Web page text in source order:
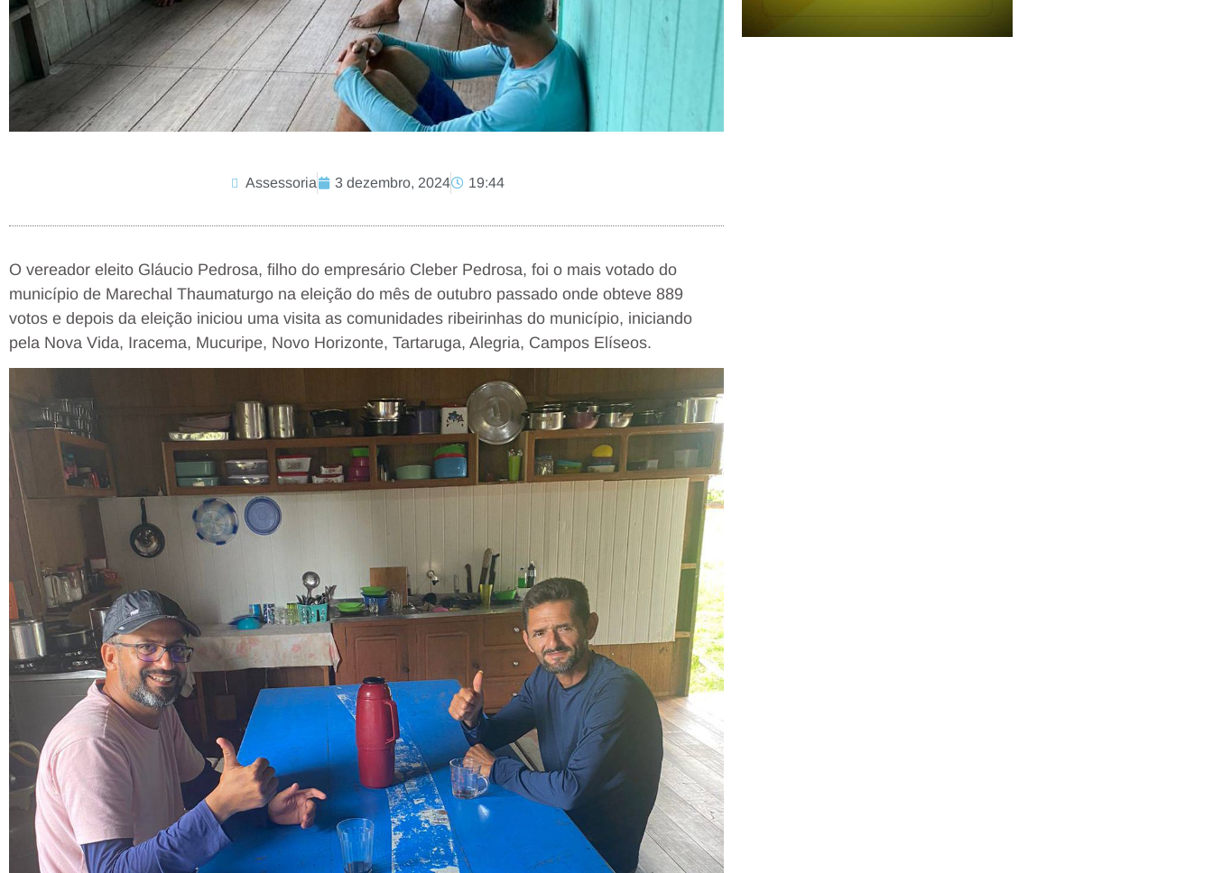
Assessoria 3 dezembro, 2024 19:44
O vereador eleito Gláucio Pedrosa, filho do empresário Cleber Pedrosa, foi o mais votado do
município de Marechal Thaumaturgo na eleição do mês de outubro passado onde obteve 889
votos e depois da eleição iniciou uma visita as comunidades ribeirinhas do município, iniciando
pela Nova Vida, Iracema, Mucuripe, Novo Horizonte, Tartaruga, Alegria, Campos Elíseos.